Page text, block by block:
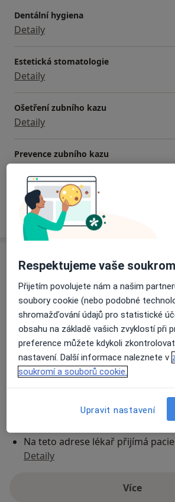
Dentální hygiena
Detaily
Estetická stomatologie
Detaily
Ošetření zubního kazu
Detaily
Prevence zubního kazu
Jak fungují ceny?
Adresa
MUDr. Ondřej Vít
Rybkova 9, Brno-střed,Brno602
Přiblížit mapu
se otevře
Dostupnost
Na této adrese online kalendář
Způsoby platby (soukromé
Na teto adrese lékař přijímá
Detaily
Víceo adrese
Respektujeme vaše
Přijetím povolujete nám a našim
soubory cookie (nebo podobné
shromažďování údajů pro statistické
obsahu na základě vašich zvyklostí při
preference můžete kdykoli
nastavení. Další informace naleznete v
soukromí a souborů cookie.
Upravit nastavení